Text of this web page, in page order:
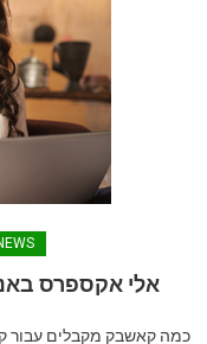
אלי אקספרס
כמה קאשבק מקבלים עבור